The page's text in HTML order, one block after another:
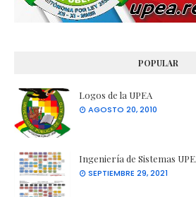
POPULAR
Logos de la UPEA
AGOSTO 20, 2010
Ingeniería de Sistemas
SEPTIEMBRE 29, 2021